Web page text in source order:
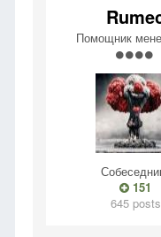
Помощник
151
645 posts